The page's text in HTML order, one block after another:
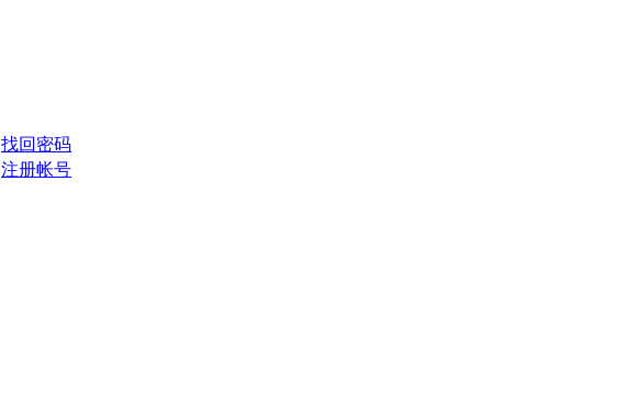
找回密码
注册帐号